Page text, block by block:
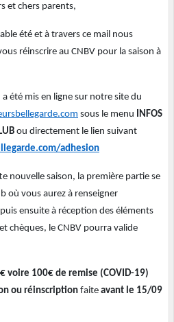
et chers parents,
été et à travers ce mail nous
réinscrire au CNBV pour la saison à
été mis en ligne sur notre site du
sous le menu
INFOS
ou directement le lien suivant
adhesion
nouvelle saison, la première partie se
où vous aurez à renseigner
ensuite à réception des éléments
chèques, le CNBV pourra valide
voire 100€ de remise (COVID-19)
ou réinscription faite avant le 15/09